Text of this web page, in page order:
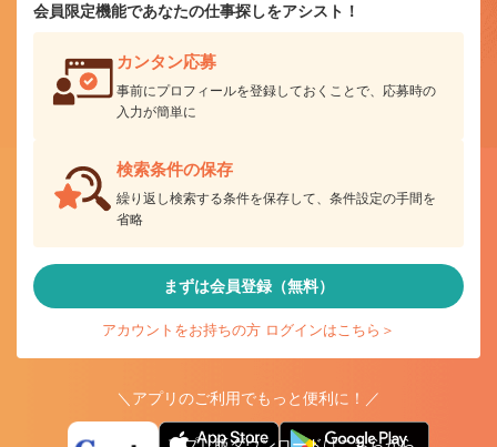
会員限定機能であなたの仕事探しをアシスト！
カンタン応募
事前にプロフィールを登録しておくことで、応募時の
入力が簡単に
検索条件の保存
繰り返し検索する条件を保存して、条件設定の手間を
省略
まずは会員登録（無料）
アカウントをお持ちの方 ログインはこちら＞
＼アプリのご利用でもっと便利に！／